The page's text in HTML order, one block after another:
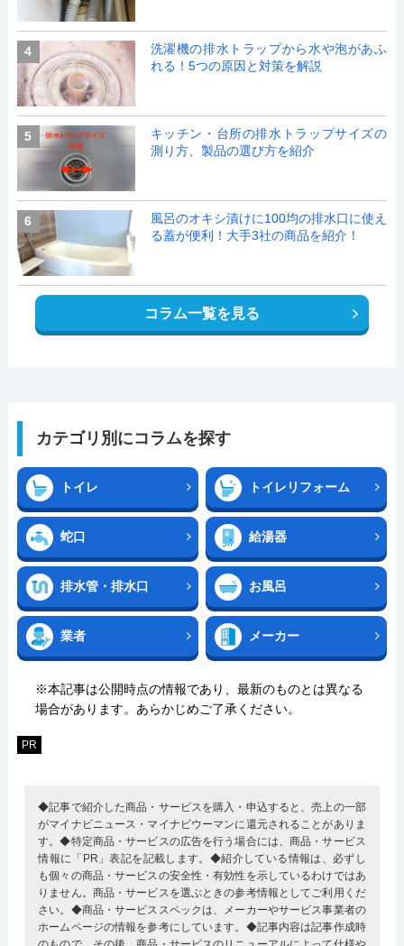
4
洗濯機の排水トラップから水や泡があふ
れる！5つの原因と対策を解説
5
キッチン・台所の排水トラップサイズの
測り方、製品の選び方を紹介
6
風呂のオキシ漬けに100均の排水口に使え
る蓋が便利！大手3社の商品を紹介！
コラム一覧を見る
カテゴリ別にコラムを探す
トイレ トイレリフォーム
蛇口 給湯器
排水管・排水口 お風呂
業者 メーカー
※本記事は公開時点の情報であり、最新のものとは異なる
場合があります。あらかじめご了承ください。
PR
◆記事で紹介した商品・サービスを購入・申込すると、売上の一部
がマイナビニュース・マイナビウーマンに還元されることがありま
す。◆特定商品・サービスの広告を行う場合には、商品・サービス
情報に「PR」表記を記載します。◆紹介している情報は、必ずし
も個々の商品・サービスの安全性・有効性を示しているわけではあ
りません。商品・サービスを選ぶときの参考情報としてご利用くだ
さい。◆商品・サービススペックは、メーカーやサービス事業者の
ホームページの情報を参考にしています。◆記事内容は記事作成時